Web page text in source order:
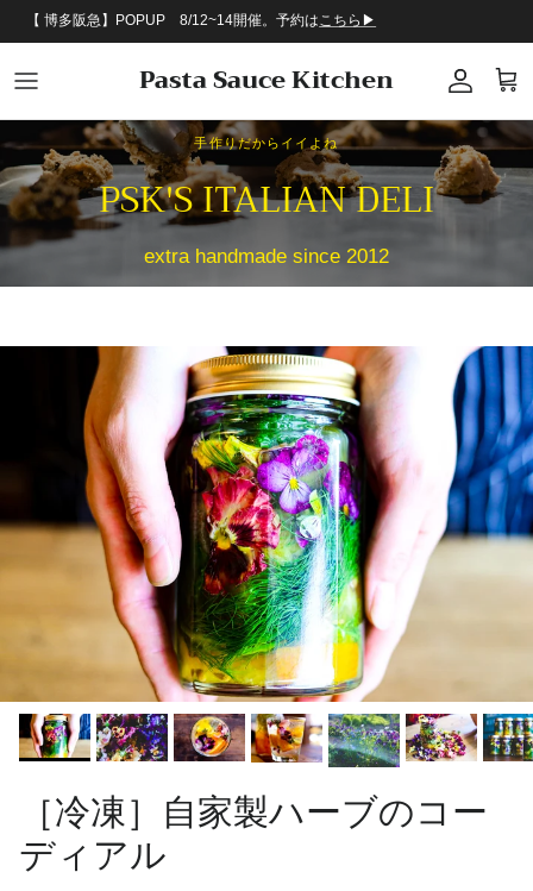
コンテンツへスキップ
【 博多阪急】POPUP 8/12~14開催。予約はこちら▶︎
Pasta Sauce Kitchen アカウン
カ
手作りだからイイよね
PSK'S ITALIAN DELI
extra handmade since 2012
［冷凍］自家製ハーブのコー
ディアル